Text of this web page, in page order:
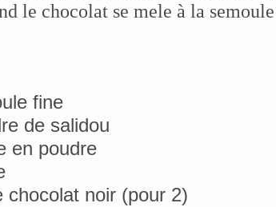
le chocolat se mele à la
fine
de salidou
en poudre
chocolat noir (pour 2)